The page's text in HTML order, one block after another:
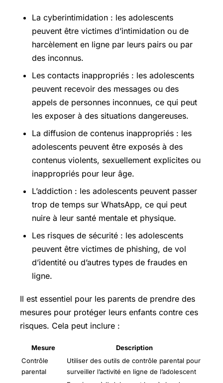
La cyberintimidation : les adolescents
peuvent être victimes d’intimidation ou de
harcèlement en ligne par leurs pairs ou par
des inconnus.
Les contacts inappropriés : les adolescents
peuvent recevoir des messages ou des
appels de personnes inconnues, ce qui peut
les exposer à des situations dangereuses.
La diffusion de contenus inappropriés : les
adolescents peuvent être exposés à des
contenus violents, sexuellement explicites ou
inappropriés pour leur âge.
L’addiction : les adolescents peuvent passer
trop de temps sur WhatsApp, ce qui peut
nuire à leur santé mentale et physique.
Les risques de sécurité : les adolescents
peuvent être victimes de phishing, de vol
d’identité ou d’autres types de fraudes en
ligne.
Il est essentiel pour les parents de prendre des
mesures pour protéger leurs enfants contre ces
risques. Cela peut inclure :
Mesure
Description
Contrôle
parental
Utiliser des outils de contrôle parental pour
surveiller l’activité en ligne de l’adolescent